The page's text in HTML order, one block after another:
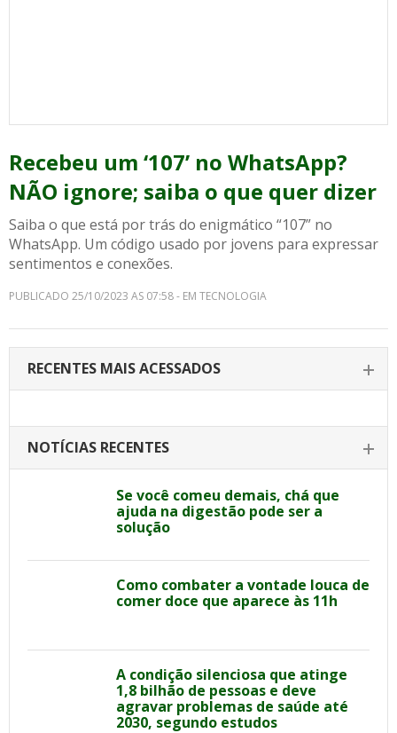
Recebeu um ‘107’ no WhatsApp?
NÃO ignore; saiba o que quer dizer
Saiba o que está por trás do enigmático “107” no
WhatsApp. Um código usado por jovens para expressar
sentimentos e conexões.
PUBLICADO 25/10/2023 AS 07:58 - EM TECNOLOGIA
RECENTES MAIS ACESSADOS
NOTÍCIAS RECENTES
Se você comeu demais, chá que
ajuda na digestão pode ser a
solução
Como combater a vontade louca de
comer doce que aparece às 11h
A condição silenciosa que atinge
1,8 bilhão de pessoas e deve
agravar problemas de saúde até
2030, segundo estudos